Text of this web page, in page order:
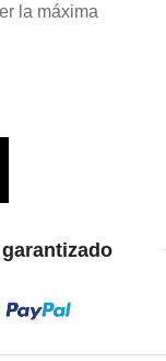
la máxima